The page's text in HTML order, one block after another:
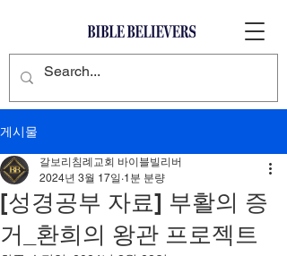
게시물
[성경공부 자료] 부활의 증
거_환희의 왕관 프로젝트
갈보리침례교회 바이블빌리버
2024년 3월 17일 1분 분량